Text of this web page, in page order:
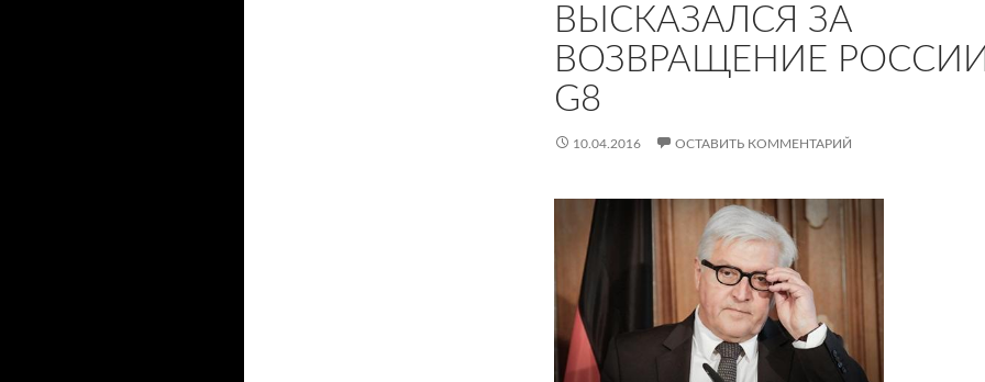
ВЫСКАЗАЛСЯ ЗА
ВОЗВРАЩЕНИЕ
G8
10.04.2016 ОСТАВИТЬ КОММЕНТАРИЙ